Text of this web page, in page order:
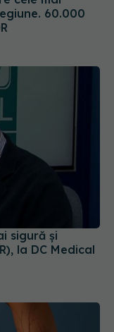
la DC Medical